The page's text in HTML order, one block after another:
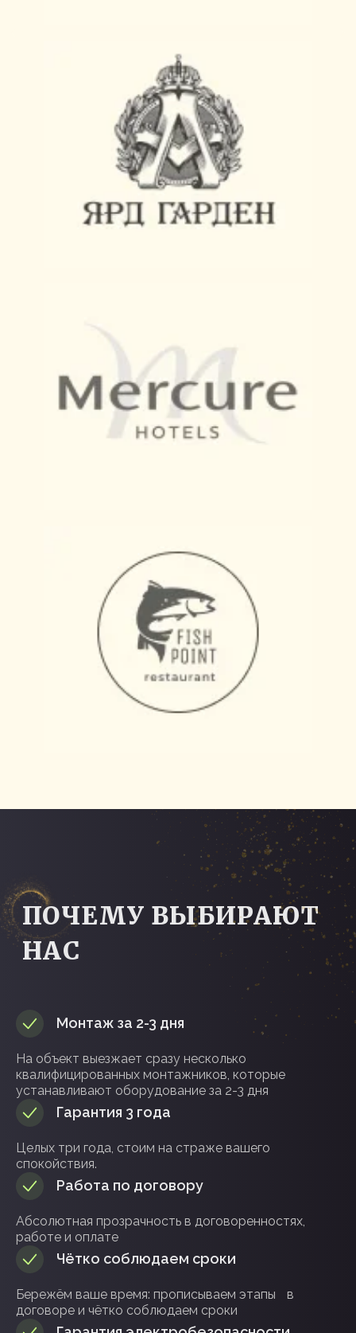
Монтаж за 2-3 дня
На объект выезжает сразу несколько
квалифицированных монтажников, которые
устанавливают оборудование за 2-3 дня
Гарантия 3 года
Целых три года, стоим на страже вашего
спокойствия.
Работа по договору
Абсолютная прозрачность в договоренностях,
работе и оплате
Чётко соблюдаем сроки
Бережём ваше время: прописываем этапы в
договоре и чётко соблюдаем сроки
ОСТАВИТЬ ЗАЯВКУ
WhatsApp/Telegram
Оставьте заявку и получите
удобное дистанционное
управление системой света с
помощью своего смартфона
ГИРЛЯНДЫ, ТЕПЛЫЙ СВЕТ И
МОНТАЖ | РЕСВЕТ